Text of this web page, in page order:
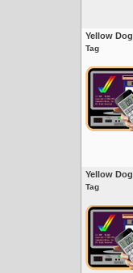
Yellow Dog
Tag
Yellow Dog
Tag